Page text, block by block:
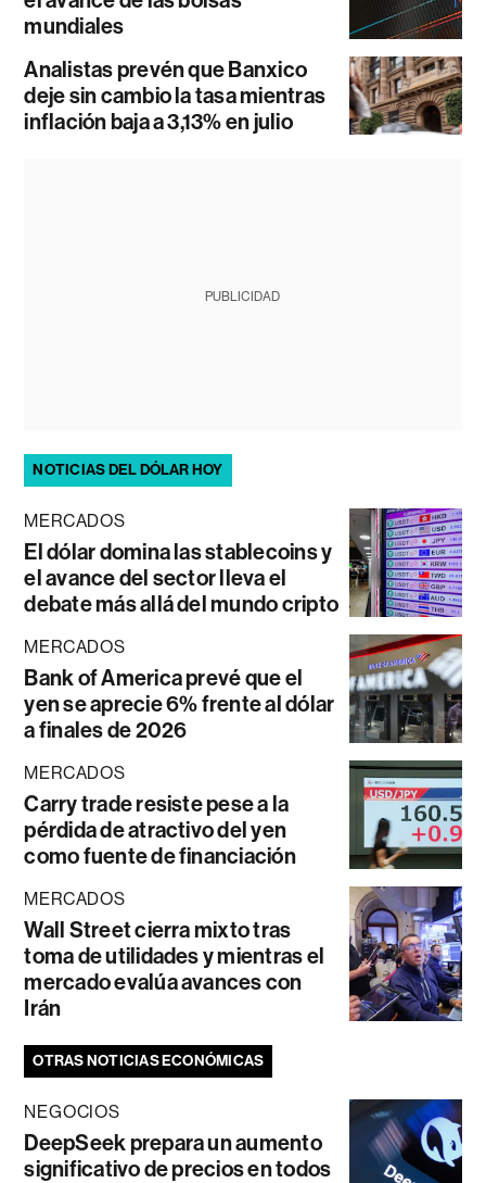
mundiales
Analistas prevén que Banxico
deje sin cambio la tasa mientras
inflación baja a 3,13% en julio
PUBLICIDAD
NOTICIAS DEL DÓLAR HOY
MERCADOS
El dólar domina las stablecoins y
el avance del sector lleva el
debate más allá del mundo cripto
MERCADOS
Bank of America prevé que el
yen se aprecie 6% frente al dólar
a finales de 2026
MERCADOS
Carry trade resiste pese a la
pérdida de atractivo del yen
como fuente de financiación
MERCADOS
Wall Street cierra mixto tras
toma de utilidades y mientras el
mercado evalúa avances con
Irán
OTRAS NOTICIAS ECONÓMICAS
NEGOCIOS
DeepSeek prepara un aumento
significativo de precios en todos